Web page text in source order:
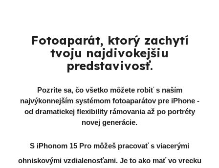
Fotoaparát, ktorý zachytí
tvoju najdivokejšiu
predstavivosť.
Pozrite sa, čo všetko môžete robiť s naším
najvýkonnejším systémom fotoaparátov pre iPhone -
od dramatickej flexibility rámovania až po portréty
novej generácie.
S iPhonom 15 Pro môžeš pracovať s viacerými
ohniskovými vzdialenosťami. Je to ako mať vo vrecku